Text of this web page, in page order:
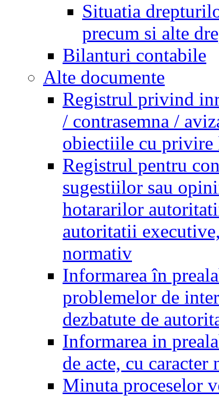
Situatia
precum si alte
Bilanturi contabile
Alte documente
Registrul privind
/ contrasemna /
obiectiile cu privire
Registrul pentru
sugestiilor sau
hotararilor
autoritatii
normativ
Informarea în
problemelor de
dezbatute de
Informarea in
de acte, cu caracter
Minuta proceselor